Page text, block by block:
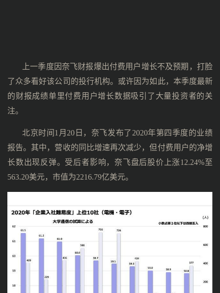
上一季度因奈飞财报爆出付费用户增长不及预期，打脸
了众多看好该公司的投行机构。或许因为如此，本季度最新
的财报成绩单里付费用户增长数据吸引了大量投资者的关
注。
北京时间1月20日，奈飞发布了2020年第四季度的业绩
报告。其中，营收的同比增速再次减少，但付费用户的净增
长数出现反弹。受后者影响，奈飞盘后股价上涨12.24%至
563.20美元，市值为2216.79亿美元。